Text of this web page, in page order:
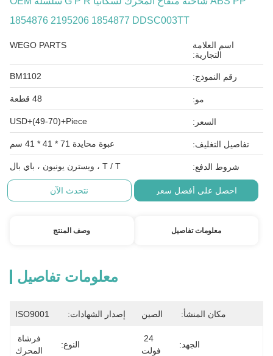
1854876 2195206 1854877 DDSC003TT
اسم العلامة
التجارية:
WEGO PARTS
رقم النموذج: BM1102
مو: 48 قطعة
السعر: USD+(49-70)+Piece
تفاصيل التغليف: عبوة محايدة 71 * 41 * 41 سم
شروط الدفع: T / T ، ويسترن يونيون ، باي بال
احصل على أفضل سعر نتحدث الآن
معلومات تفاصيل وصف المنتج
معلومات تفاصيل
مكان المنشأ: الصين إصدار الشهادات: ISO9001
الجهد:
فولت
النوع:
المحرك